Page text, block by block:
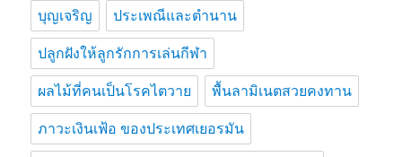
บุญเจริญ ประเพณีและตำนาน
ปลูกฝังให้ลูกรักการเล่นกีฬา
ผลไม้ที่คนเป็นโรคไตวาย พื้นลามิเนตสวยคงทาน
ภาวะเงินเฟ้อ ของประเทศเยอรมัน